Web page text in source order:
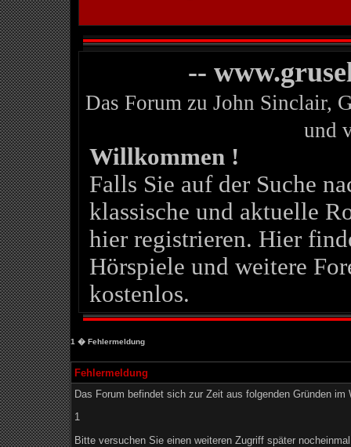
--
Das Forum zu John Sinclair,
und
Willkommen !
Falls Sie auf der Suche
klassische und aktuelle
hier registrieren. Hier
Hörspiele und weitere
kostenlos.
1 � Fehlermeldung
Fehlermeldung
Das Forum befindet sich zur Zeit aus folgenden Gründen im
1
Bitte versuchen Sie einen weiteren Zugriff später